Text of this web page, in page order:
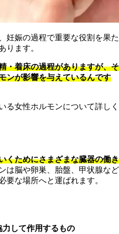
妊娠の過程で重要な役割を果た
ります。
・着床の過程がありますが、そ
ンが影響を与えているんです
る女性ホルモンについて詳しく
くためにさまざまな臓器の働き
は脳や卵巣、胎盤、甲状腺など
要な場所へと運ばれます。
して作用するもの